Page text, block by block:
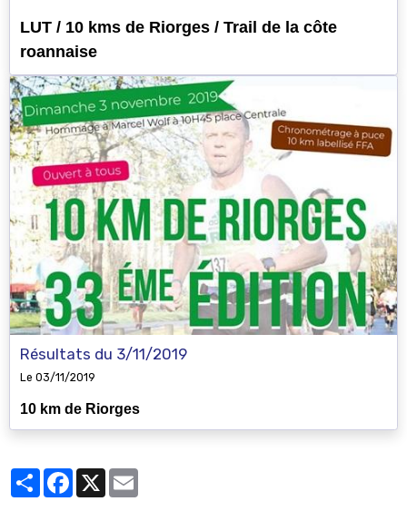
LUT / 10 kms de Riorges / Trail de la côte
roannaise
Résultats du 3/11/2019
Le 03/11/2019
10 km de Riorges
PartagerFacebook